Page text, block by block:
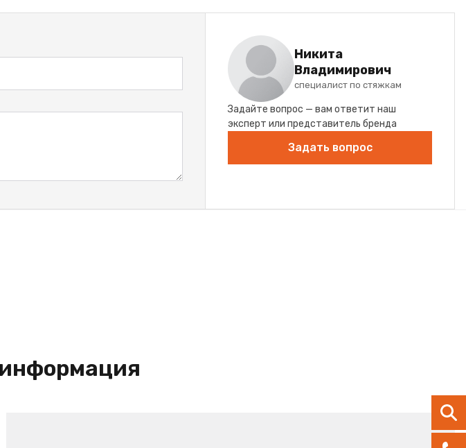
Никита
Владимирович
специалист по стяжкам
Задайте вопрос — вам ответит наш
эксперт или представитель бренда
Задать вопрос